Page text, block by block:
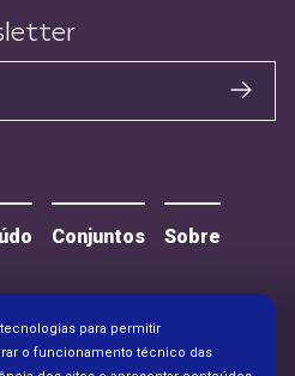
Conjuntos Sobre
para permitir
o funcionamento técnico das